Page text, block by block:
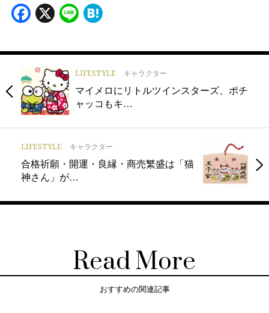
Facebook
X Line
LIFESTYLE キャラクター
マイメロにリトルツインスターズ、ポチ
ャッコもキ…
LIFESTYLE キャラクター
合格祈願・開運・良縁・商売繁盛は「猫
神さん」が…
Read More
おすすめの関連記事